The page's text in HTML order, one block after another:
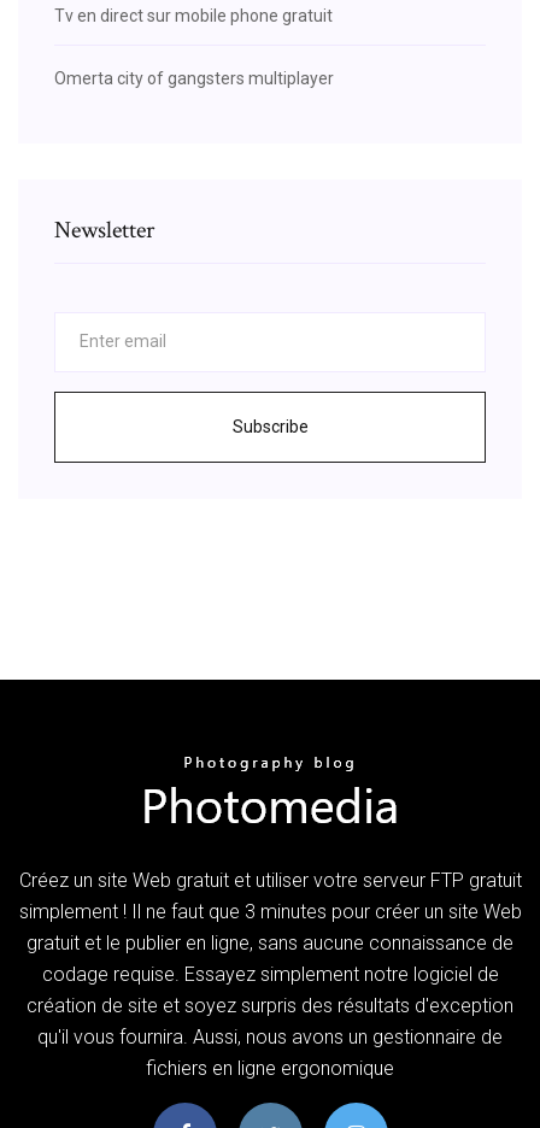
Tv en direct sur mobile phone gratuit
Omerta city of gangsters multiplayer
Newsletter
Subscribe
Créez un site Web gratuit et utiliser votre serveur FTP gratuit
simplement ! Il ne faut que 3 minutes pour créer un site Web
gratuit et le publier en ligne, sans aucune connaissance de
codage requise. Essayez simplement notre logiciel de
création de site et soyez surpris des résultats d'exception
qu'il vous fournira. Aussi, nous avons un gestionnaire de
fichiers en ligne ergonomique